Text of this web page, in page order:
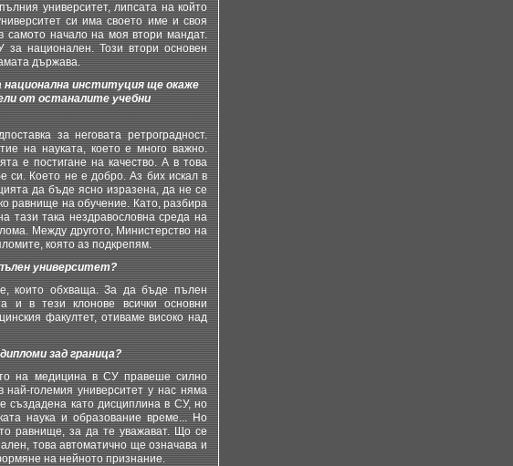
университет, липсата на който
си има своето име и своя
самото начало на моя втори мандат.
национален. Този втори основен
държава.
институция ще окаже
от останалите учебни
за неговата ретроградност.
на науката, което е много важно.
е постигане на качество. А в това
си. Което не е добро. Аз бих искал в
да бъде ясно изразена, да не се
равнище на обучение. Като, разбира
тази така нездравословна среда на
Между другото, Министерство на
която аз подкрепям.
университет?
които обхваща. За да бъде пълен
и в тези клонове всички основни
факултет, отиваме високо над
зад граница?
на медицина в СУ правеше силно
най-големия университет у нас няма
създадена като дисциплина в СУ, но
наука и образование време... Но
равнище, за да те уважават. Що се
това автоматично ще означава и
на нейното признание.